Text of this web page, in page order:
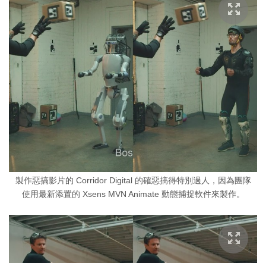
製作惡搞影片的 Corridor Digital 的確惡搞得特別過人，因為團隊
使用最新添置的 Xsens MVN Animate 動態捕捉軟件來製作。